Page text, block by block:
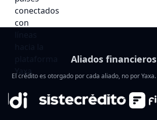
Aliados financieros
El crédito es otorgado por cada aliado, no por Yaxa.